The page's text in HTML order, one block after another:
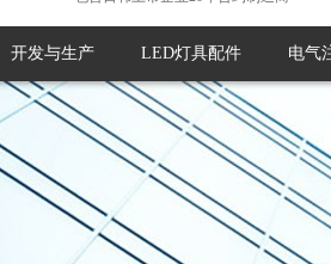
开发与生产 LED灯具配件 电气